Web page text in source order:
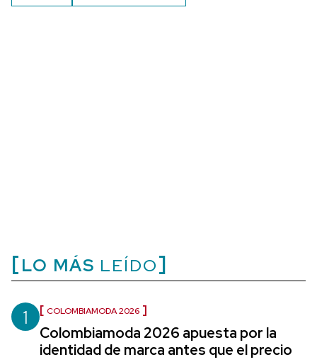
LO MÁS LEÍDO
1 COLOMBIAMODA 2026
Colombiamoda 2026 apuesta por la
identidad de marca antes que el precio